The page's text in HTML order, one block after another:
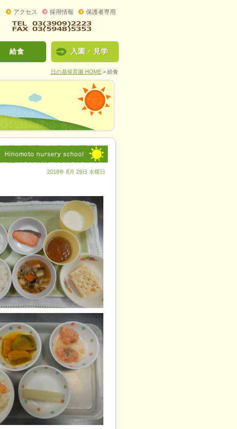
アクセス 採用情報 保護者専用
給食 入園・見学
日の基保育園 HOME > 給食
2018年 8月 29日 水曜日